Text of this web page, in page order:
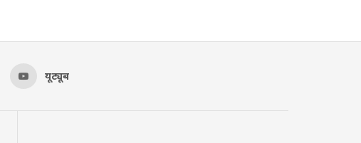
यूट्यूब